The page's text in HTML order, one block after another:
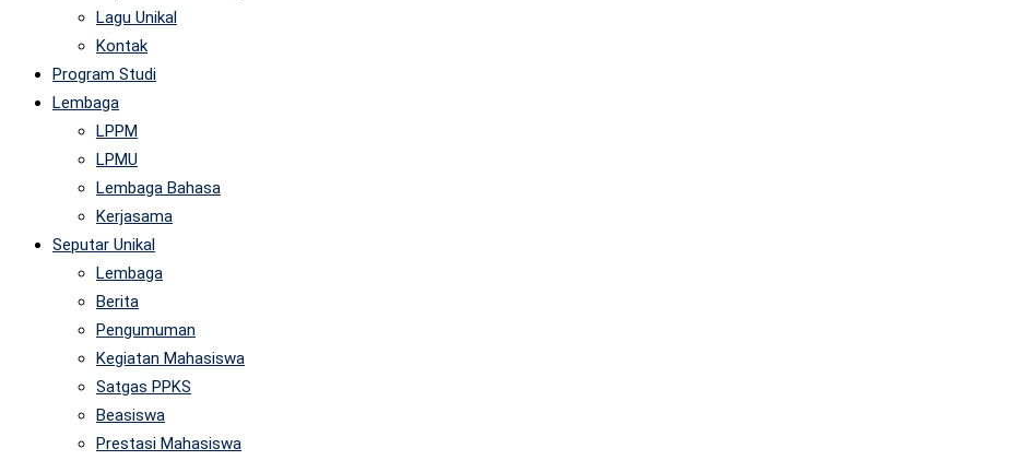
Lagu Unikal
Kontak
Program Studi
Lembaga
LPPM
LPMU
Lembaga Bahasa
Kerjasama
Seputar Unikal
Lembaga
Berita
Pengumuman
Kegiatan Mahasiswa
Satgas PPKS
Beasiswa
Prestasi Mahasiswa